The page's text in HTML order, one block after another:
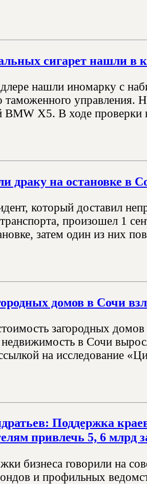
сигарет нашли в
нашли иномарку с
управления.
BMW X5. В ходе проверки
драку на остановке в
который доставил
произошел 1
затем один из них
домов в Сочи
загородных
недвижимость в Сочи
на исследование
Поддержка
привлечь 5, 6 млрд
бизнеса говорили на
и профильных